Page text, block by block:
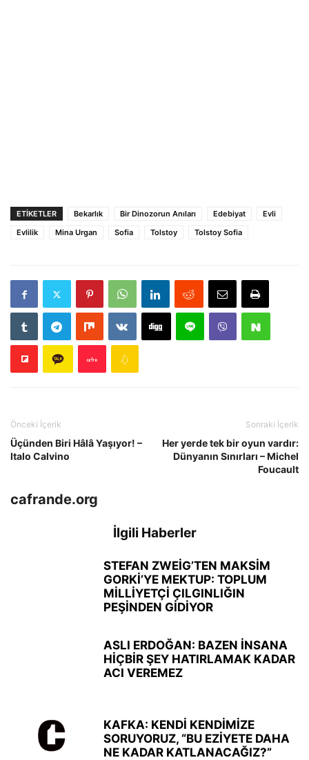
ETIKETLER Bekarlık Bir Dinozorun Anıları Edebiyat
Evli
Evlilik
Mina Urgan Sofia Tolstoy Tolstoy Sofia
Önceki İçerik
Üçünden Biri Hâlâ Yaşıyor! –
Italo Calvino
Sonraki İçerik
Her yerde tek bir oyun vardır:
Dünyanın Sınırları – Michel
Foucault
cafrande.org
İlgili Haberler
STEFAN ZWEİG’TEN MAKSİM
GORKİ’YE MEKTUP: TOPLUM
MİLLİYETÇİ ÇILGINLIĞIN
PEŞİNDEN GİDİYOR
ASLI ERDOĞAN: BAZEN İNSANA
HİÇBİR ŞEY HATIRLAMAK KADAR
ACI VEREMEZ
KAFKA: KENDİ KENDİMİZE
SORUYORUZ, “BU EZİYETE DAHA
NE KADAR KATLANACAĞIZ?”